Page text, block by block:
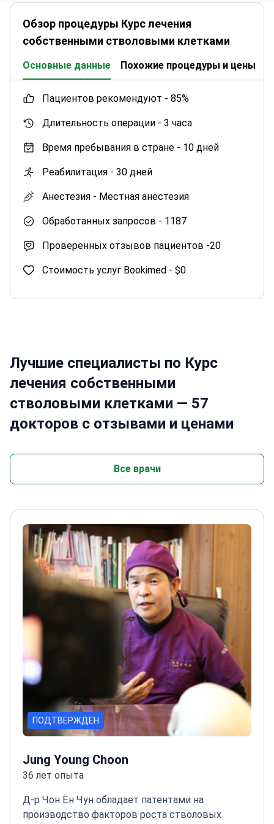
Обзор процедуры Курс лечения
собственными стволовыми клетками
Основные данные Похожие процедуры и цены
пациентов рекомендуют - 85%
Длительность операции - 3 часа
Время пребывания в стране - 10 дней
Реабилитация - 30 дней
Анестезия - Местная анестезия
Обработанных запросов - 1187
Проверенных отзывов пациентов -20
Стоимость услуг Bookimed - $0
Лучшие специалисты по Курс
лечения собственными
стволовыми клетками — 57
докторов с отзывами и ценами
Все врачи
ПОДТВЕРЖДЕН
Jung Young Choon
36 лет опыта
Д-р Чон Ён Чун обладает патентами на
производство факторов роста стволовых